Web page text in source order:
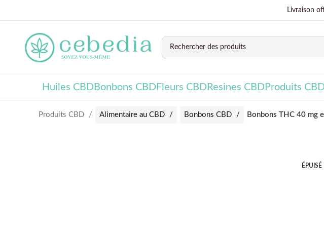
Livraison
Huiles CBDBonbons CBDFleurs CBDResines CBDProduits
Produits CBD Alimentaire au CBD Bonbons CBD Bonbons THC 40 mg
ÉPUISÉ